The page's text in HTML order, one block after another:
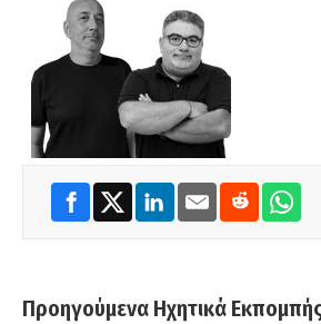
Προηγούμενα Ηχητικά